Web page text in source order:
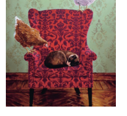
Postkarte
»Sessel«
Menge